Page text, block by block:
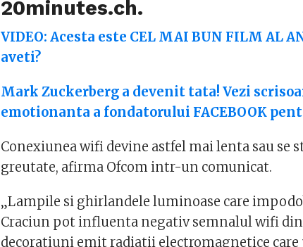
20minutes.ch.
VIDEO: Acesta este CEL MAI BUN FILM AL
aveti?
Mark Zuckerberg a devenit tata! Vezi
emotionanta a fondatorului FACEBOOK
Conexiunea wifi devine astfel mai lenta sau se
greutate, afirma Ofcom intr-un comunicat.
„Lampile si ghirlandele luminoase care
Craciun pot influenta negativ semnalul wifi din
decoratiuni emit radiatii electromagnetice